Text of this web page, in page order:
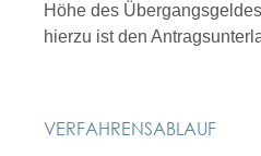
Höhe des
hierzu ist den
VERFAHRENSABLAUF